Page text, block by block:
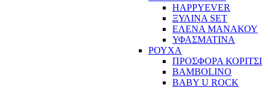
HAPPYEVER
ΞΥΛΙΝΑ SET
ΕΛΕΝΑ ΜΑΝΑΚΟΥ
ΥΦΑΣΜΑΤΙΝΑ
ΡΟΥΧΑ
ΠΡΟΣΦΟΡΑ ΚΟΡΙΤΣΙ
BAMBOLINO
BABY U ROCK